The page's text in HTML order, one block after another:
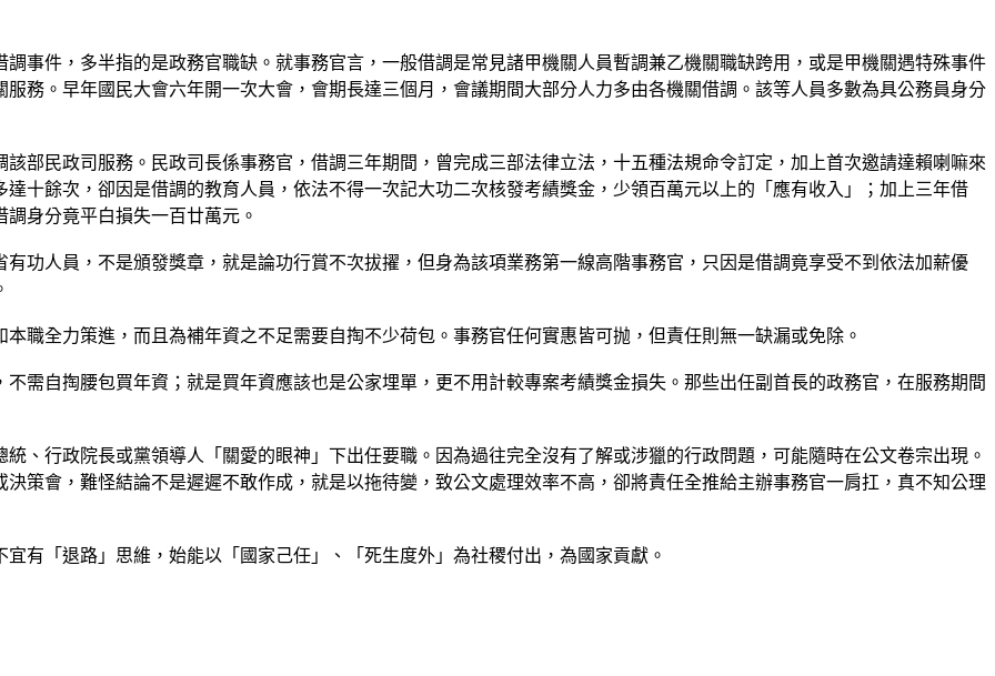
調事件，多半指的是政務官職缺。就事務官言，一般借調是常見諸甲機關人員暫調兼乙機關職缺跨用，或是甲機關遇特殊事件
務。早年國民大會六年開一次大會，會期長達三個月，會議期間大部分人力多由各機關借調。該等人員多數為具公務員身分
部民政司服務。民政司長係事務官，借調三年期間，曾完成三部法律立法，十五種法規命令訂定，加上首次邀請達賴喇嘛來
十餘次，卻因是借調的教育人員，依法不得一次記大功二次核發考績獎金，少領百萬元以上的「應有收入」；加上三年借
身分竟平白損失一百廿萬元。
功人員，不是頒發獎章，就是論功行賞不次拔擢，但身為該項業務第一線高階事務官，只因是借調竟享受不到依法加薪優
職全力策進，而且為補年資之不足需要自掏不少荷包。事務官任何實惠皆可抛，但責任則無一缺漏或免除。
需自掏腰包買年資；就是買年資應該也是公家埋單，更不用計較專案考績獎金損失。那些出任副首長的政務官，在服務期間
、行政院長或黨領導人「關愛的眼神」下出任要職。因為過往完全沒有了解或涉獵的行政問題，可能隨時在公文卷宗出現。
策會，難怪結論不是遲遲不敢作成，就是以拖待變，致公文處理效率不高，卻將責任全推給主辦事務官一肩扛，真不知公理
有「退路」思維，始能以「國家己任」、「死生度外」為社稷付出，為國家貢獻。